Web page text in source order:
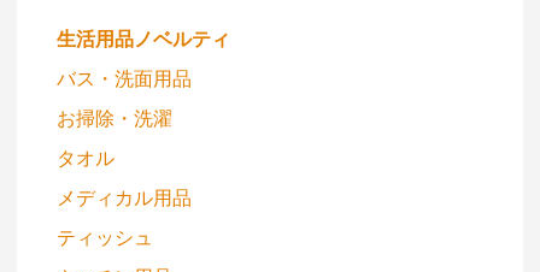
生活用品ノベルティ
バス・洗面用品
お掃除・洗濯
タオル
メディカル用品
ティッシュ